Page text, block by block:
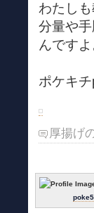
わたし
分量や
んですよ
ポケキ
厚揚げ